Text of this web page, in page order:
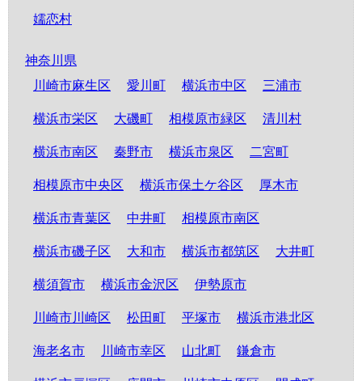
嬬恋村
神奈川県
川崎市麻生区
愛川町 横浜市中区 三浦市
横浜市栄区 大磯町 相模原市緑区 清川村
横浜市南区 秦野市 横浜市泉区 二宮町
相模原市中央区 横浜市保土ケ谷区 厚木市
横浜市青葉区 中井町 相模原市南区
横浜市磯子区 大和市 横浜市都筑区 大井町
横須賀市 横浜市金沢区 伊勢原市
川崎市川崎区 松田町 平塚市 横浜市港北区
海老名市 川崎市幸区 山北町 鎌倉市